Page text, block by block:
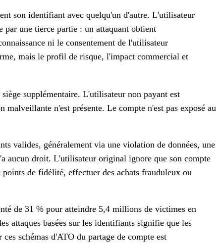
son identifiant avec quelqu'un d'autre. L'utilisateur
par une tierce partie : un attaquant obtient
ni le consentement de l'utilisateur
mais le profil de risque, l'impact commercial et
supplémentaire. L'utilisateur non payant est
n'est présente. Le compte n'est pas exposé au
valides, généralement via une violation de données, une
aucun droit. L'utilisateur original ignore que son compte
de fidélité, effectuer des achats frauduleux ou
de 31 % pour atteindre 5,4 millions de victimes en
attaques basées sur les identifiants signifie que les
schémas d'ATO du partage de compte est